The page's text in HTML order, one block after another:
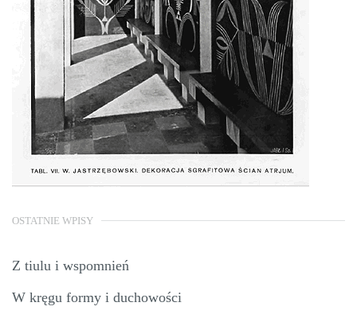
OSTATNIE WPISY
Z tiulu i wspomnień
W kręgu formy i duchowości